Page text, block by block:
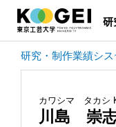
研
研究・制作業績シ
カワシマ タカシ
川島 崇